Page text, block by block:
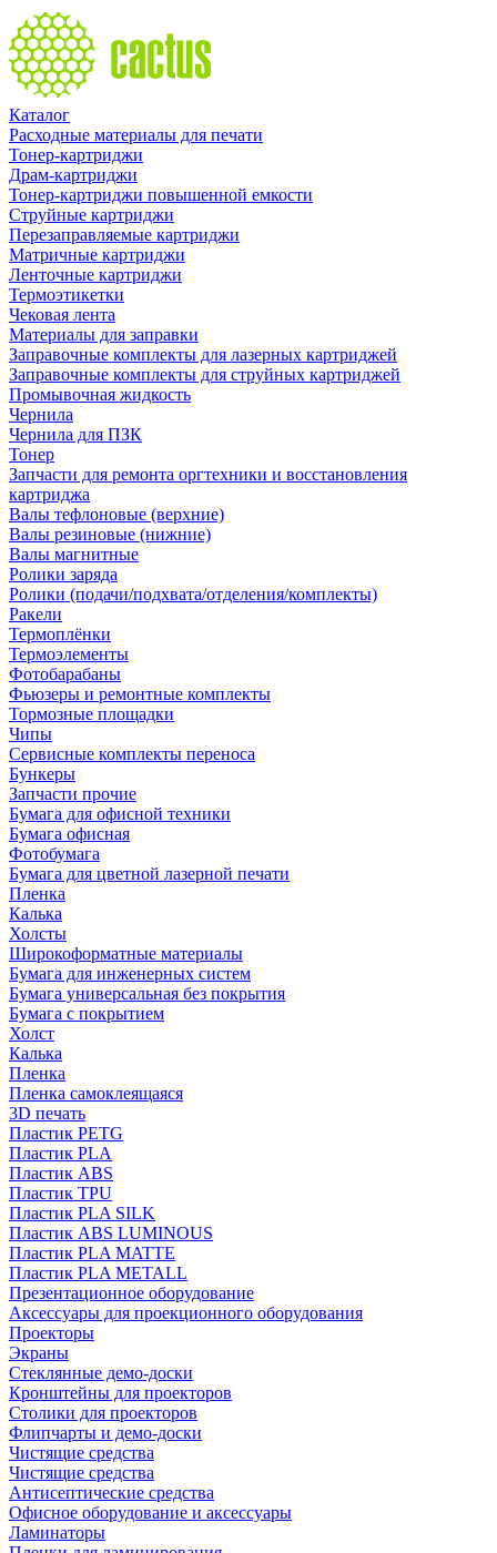
Каталог
Расходные материалы для печати
Тонер-картриджи
Драм-картриджи
Тонер-картриджи повышенной емкости
Струйные картриджи
Перезаправляемые картриджи
Матричные картриджи
Ленточные картриджи
Термоэтикетки
Чековая лента
Материалы для заправки
Заправочные комплекты для лазерных картриджей
Заправочные комплекты для струйных картриджей
Промывочная жидкость
Чернила
Чернила для ПЗК
Тонер
Запчасти для ремонта оргтехники и восстановления
картриджа
Валы тефлоновые (верхние)
Валы резиновые (нижние)
Валы магнитные
Ролики заряда
Ролики (подачи/подхвата/отделения/комплекты)
Ракели
Термоплёнки
Термоэлементы
Фотобарабаны
Фьюзеры и ремонтные комплекты
Тормозные площадки
Чипы
Сервисные комплекты переноса
Бункеры
Запчасти прочие
Бумага для офисной техники
Бумага офисная
Фотобумага
Бумага для цветной лазерной печати
Пленка
Калька
Холсты
Широкоформатные материалы
Бумага для инженерных систем
Бумага универсальная без покрытия
Бумага с покрытием
Холст
Калька
Пленка
Пленка самоклеящаяся
3D печать
Пластик PETG
Пластик PLA
Пластик ABS
Пластик TPU
Пластик PLA SILK
Пластик ABS LUMINOUS
Пластик PLA MATTE
Пластик PLA METALL
Презентационное оборудование
Аксессуары для проекционного оборудования
Проекторы
Экраны
Стеклянные демо-доски
Кронштейны для проекторов
Столики для проекторов
Флипчарты и демо-доски
Чистящие средства
Чистящие средства
Антисептические средства
Офисное оборудование и аксессуары
Ламинаторы